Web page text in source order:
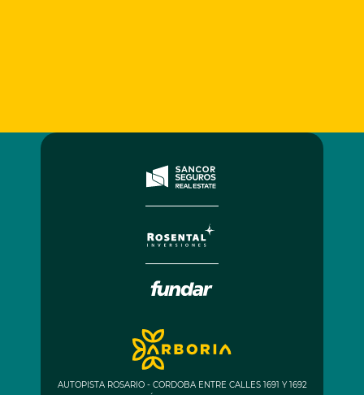
AUTOPISTA ROSARIO - CORDOBA ENTRE CALLES 1691 Y 1692